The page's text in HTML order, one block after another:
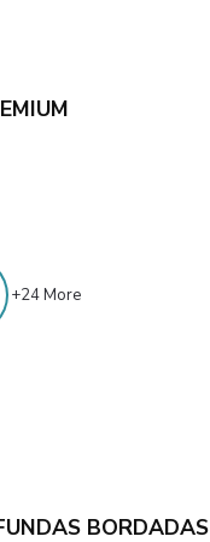
+24 More
BORDADAS